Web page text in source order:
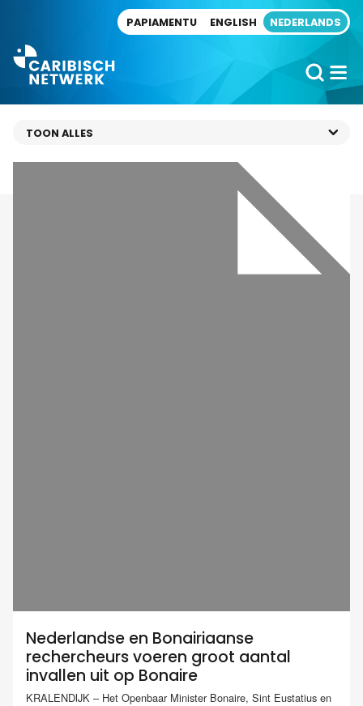
PAPIAMENTU ENGLISH NEDERLANDS
Nederlandse en Bonairiaanse
rechercheurs voeren groot aantal
invallen uit op Bonaire
KRALENDIJK – Het Openbaar Minister Bonaire, Sint Eustatius en